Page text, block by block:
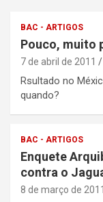
BAC - ARTIGOS
Pouco, muito
7 de abril de 2011
Rsultado no
quando?
BAC - ARTIGOS
Enquete
contra o
8 de março de 2011